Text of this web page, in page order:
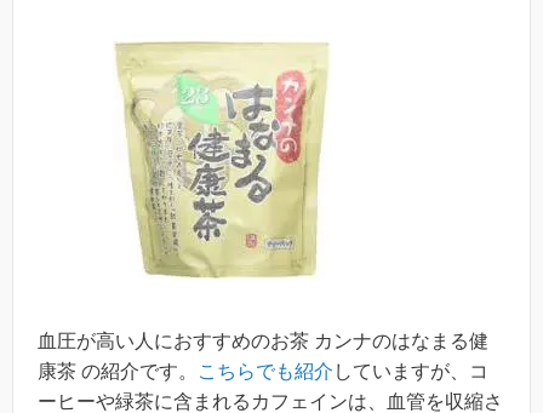
血圧が高い人におすすめのお茶 カンナのはなまる健
康茶 の紹介です。
こちらでも紹介 していますが、コ
ーヒーや緑茶に含まれるカフェインは、血管を収縮さ